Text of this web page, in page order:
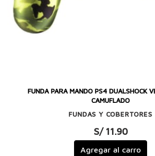
FUNDA PARA MANDO PS4 DUALSHOCK
CAMUFLADO
FUNDAS Y COBERTORES
S/ 11.90
Agregar al carro